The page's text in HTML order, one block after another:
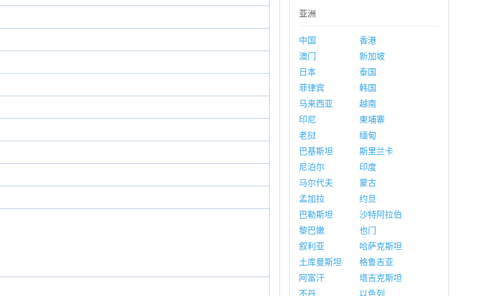
亚洲
中国
香港
澳门
新加坡
日本
泰国
菲律宾
韩国
马来西亚
越南
印尼
柬埔寨
老挝
缅甸
巴基斯坦
斯里兰卡
尼泊尔
印度
马尔代夫
蒙古
孟加拉
约旦
巴勒斯坦
沙特阿拉伯
黎巴嫩
也门
叙利亚
哈萨克斯坦
土库曼斯坦
格鲁吉亚
阿富汗
塔吉克斯坦
不丹
以色列